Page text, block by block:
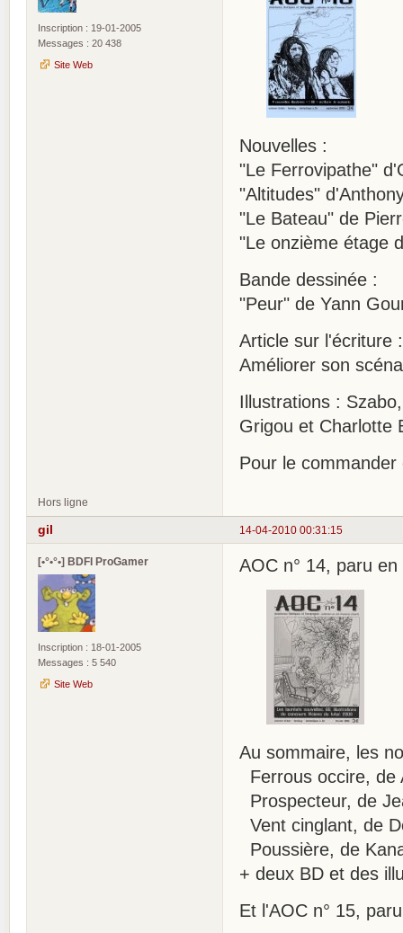
Inscription : 19-01-2005
Messages : 20 438
Site Web
Nouvelles :
"Le Ferrovipathe"
"Altitudes"
"Le Bateau" de
"Le onzième étage
Bande dessinée :
"Peur" de Yann
Article sur l'écriture :
Améliorer son
Illustrations :
Grigou et Charlotte
Pour le commander
Hors ligne
14-04-2010 00:31:15
gil
[•°•°•] BDFI ProGamer
Inscription : 18-01-2005
Messages : 5 540
Site Web
AOC n° 14, paru
Au sommaire, les
Ferrous occire, de
Prospecteur, de
Vent cinglant, de
Poussière, de
+ deux BD et des
Et l'AOC n° 15,